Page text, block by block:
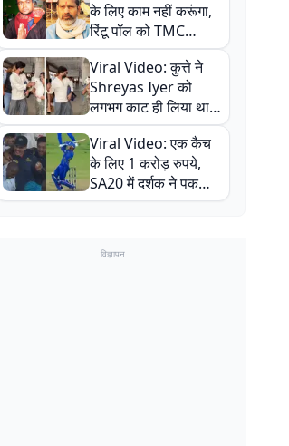
के लिए काम नहीं करूंगा,
रिंटू पॉल को TMC
ऑफिस में ले जाकर पीटा,
Video वायरल
Viral Video: कुत्ते ने
Shreyas Iyer को
लगभग काट ही लिया था,
न्यूजीलैंड सीरीज से पहले
बाल-बाल बचे
Viral Video: एक कैच
के लिए 1 करोड़ रुपये,
SA20 में दर्शक ने पकड़ा
एक हाथ से गजब का कैच
विज्ञापन